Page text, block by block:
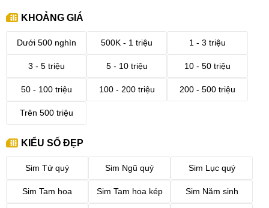
KHOẢNG GIÁ
Dưới 500 nghìn 500K - 1 triệu 1 - 3 triệu
3 - 5 triệu 5 - 10 triệu 10 - 50 triệu
50 - 100 triệu 100 - 200 triệu 200 - 500 triệu
Trên 500 triệu
KIỂU SỐ ĐẸP
Sim Tứ quý Sim Ngũ quý Sim Lục quý
Sim Tam hoa Sim Tam hoa kép Sim Năm sinh